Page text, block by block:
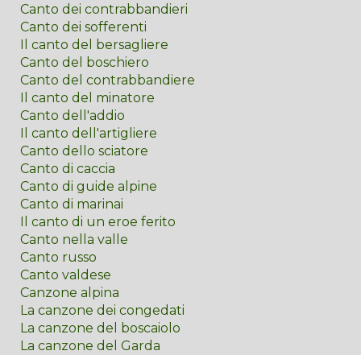
Canto dei contrabbandieri
Canto dei sofferenti
Il canto del bersagliere
Canto del boschiero
Canto del contrabbandiere
Il canto del minatore
Canto dell'addio
Il canto dell'artigliere
Canto dello sciatore
Canto di caccia
Canto di guide alpine
Canto di marinai
Il canto di un eroe ferito
Canto nella valle
Canto russo
Canto valdese
Canzone alpina
La canzone dei congedati
La canzone del boscaiolo
La canzone del Garda